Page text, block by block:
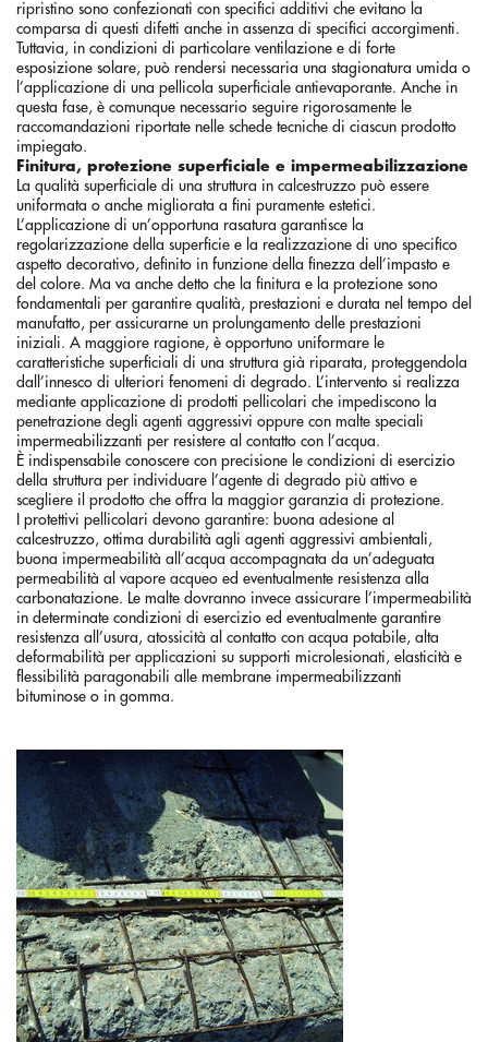
ripristino sono confezionati con specifici additivi che evitano la
comparsa di questi difetti anche in assenza di specifici accorgimenti.
Tuttavia, in condizioni di particolare ventilazione e di forte
esposizione solare, può rendersi necessaria una stagionatura umida o
l’applicazione di una pellicola superficiale antievaporante. Anche in
questa fase, è comunque necessario seguire rigorosamente le
raccomandazioni riportate nelle schede tecniche di ciascun prodotto
impiegato.
Finitura, protezione superficiale e impermeabilizzazione
La qualità superficiale di una struttura in calcestruzzo può essere
uniformata o anche migliorata a fini puramente estetici.
L’applicazione di un’opportuna rasatura garantisce la
regolarizzazione della superficie e la realizzazione di uno specifico
aspetto decorativo, definito in funzione della finezza dell’impasto e
del colore. Ma va anche detto che la finitura e la protezione sono
fondamentali per garantire qualità, prestazioni e durata nel tempo del
manufatto, per assicurarne un prolungamento delle prestazioni
iniziali. A maggiore ragione, è opportuno uniformare le
caratteristiche superficiali di una struttura già riparata, proteggendola
dall’innesco di ulteriori fenomeni di degrado. L’intervento si realizza
mediante applicazione di prodotti pellicolari che impediscono la
penetrazione degli agenti aggressivi oppure con malte speciali
impermeabilizzanti per resistere al contatto con l’acqua.
È indispensabile conoscere con precisione le condizioni di esercizio
della struttura per individuare l’agente di degrado più attivo e
scegliere il prodotto che offra la maggior garanzia di protezione.
I protettivi pellicolari devono garantire: buona adesione al
calcestruzzo, ottima durabilità agli agenti aggressivi ambientali,
buona impermeabilità all’acqua accompagnata da un’adeguata
permeabilità al vapore acqueo ed eventualmente resistenza alla
carbonatazione. Le malte dovranno invece assicurare l’impermeabilità
in determinate condizioni di esercizio ed eventualmente garantire
resistenza all’usura, atossicità al contatto con acqua potabile, alta
deformabilità per applicazioni su supporti microlesionati, elasticità e
flessibilità paragonabili alle membrane impermeabilizzanti
bituminose o in gomma.